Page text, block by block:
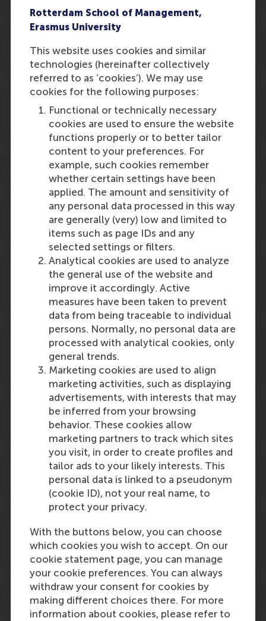
Rotterdam School of Management,
Erasmus University
This website uses cookies and similar
technologies (hereinafter collectively
referred to as ‘cookies’). We may use
cookies for the following purposes:
Functional or technically necessary
cookies are used to ensure the website
functions properly or to better tailor
content to your preferences. For
example, such cookies remember
whether certain settings have been
applied. The amount and sensitivity of
any personal data processed in this way
are generally (very) low and limited to
items such as page IDs and any
selected settings or filters.
Analytical cookies are used to analyze
the general use of the website and
improve it accordingly. Active
measures have been taken to prevent
data from being traceable to individual
persons. Normally, no personal data are
processed with analytical cookies, only
general trends.
Marketing cookies are used to align
marketing activities, such as displaying
advertisements, with interests that may
be inferred from your browsing
behavior. These cookies allow
marketing partners to track which sites
you visit, in order to create profiles and
tailor ads to your likely interests. This
personal data is linked to a pseudonym
(cookie ID), not your real name, to
protect your privacy.
With the buttons below, you can choose
which cookies you wish to accept. On our
cookie statement page, you can manage
your cookie preferences. You can always
withdraw your consent for cookies by
making different choices there. For more
information about cookies, please refer to
Verwerkt de Examencommissie mijn cijfers
in Osiris?
Waar kan ik de regels over de
geldigheidsduur van (deel)resultaten
vinden?
Hoe lang zijn mijn bachelorcijfers geldig?
Ik ben verhuisd, waar kan ik mijn
adreswijziging doorgeven?
Ik ben ziek op de dag van het tentamen en
kan het tentamen hierdoor niet maken.
Wat moet ik doen?
Ik heb mijn pre-master programma
afgerond. Kan ik hiervoor een certificaat
krijgen?
Ik volg het pre-master programma. Kan ik
vrijstellingen aanvragen?
Kan ik een minor volgen aan een andere
universiteit?
tijdstip in het buitenland te maken in
plaats van op de RSM?
Wat is het adres van de Examencommissie?